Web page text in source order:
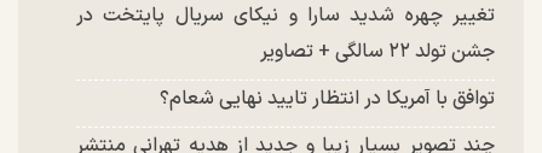
تغییر چهره شدید سارا و نیکای سریال پایتخت در
جشن تولد ۲۲ سالگی + تصاویر
توافق با آمریکا در انتظار تایید نهایی شعام؟
چند تصویر بسیار زیبا و جدید از هدیه تهرانی منتشر